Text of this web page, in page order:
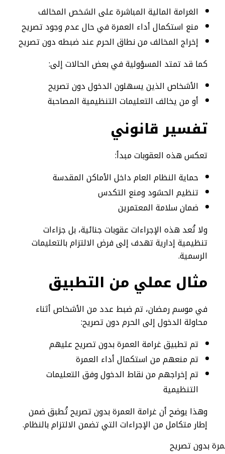
الغرامة المالية المباشرة على الشخص المخالف
منع استكمال أداء العمرة في حال عدم وجود تصريح
إخراج المخالف من نطاق الحرم عند ضبطه دون تصريح
كما قد تمتد المسؤولية في بعض الحالات إلى:
الأشخاص الذين يسهلون الدخول دون تصريح
أو من يخالف التعليمات التنظيمية المصاحبة
تفسير قانوني
تعكس هذه العقوبات مبدأ:
حماية النظام العام داخل الأماكن المقدسة
تنظيم الحشود ومنع التكدس
ضمان سلامة المعتمرين
ولا تُعد هذه الإجراءات عقوبات جنائية، بل جزاءات
تنظيمية إدارية تهدف إلى فرض الالتزام بالتعليمات
الرسمية.
مثال عملي من التطبيق
في موسم رمضان، تم ضبط عدد من الأشخاص أثناء
محاولة الدخول إلى الحرم دون تصريح:
تم تطبيق غرامة العمرة بدون تصريح عليهم
تم منعهم من استكمال أداء العمرة
تم إخراجهم من نقاط الدخول وفق التعليمات
التنظيمية
وهذا يوضح أن غرامة العمرة بدون تصريح تُطبق ضمن
إطار متكامل من الإجراءات التي تضمن الالتزام بالنظام.